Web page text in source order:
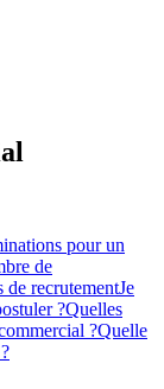
pour un
de
recrutementJe
?Quelles
?Quelle